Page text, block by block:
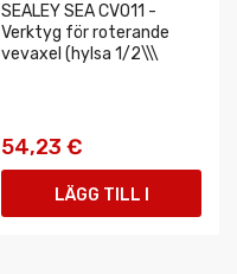
SEALEY SEA CV011 -
Verktyg för roterande
vevaxel (hylsa 1/2\\\
54,23 €
LÄGG TILL I